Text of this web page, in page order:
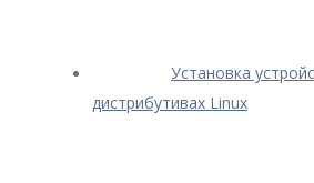
Установка
дистрибутивах Linux